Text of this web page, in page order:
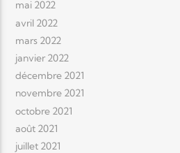
mai 2022
avril 2022
mars 2022
janvier 2022
décembre 2021
novembre 2021
octobre 2021
août 2021
juillet 2021